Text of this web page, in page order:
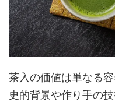
茶入の価値は単なる
史的背景や作り手の